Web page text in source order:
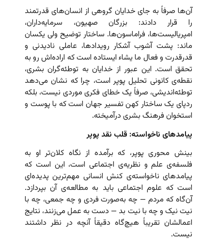
آن‌ها صرفاً به جای خدایان گروهی از انسان‌های قدرتمند
را قرار دادند: بزرگان صهیون، سرمایه‌داران،
امپریالیست‌ها، فراماسون‌ها. ساختار توضیح ولی یکسان
ماند: پشت آشوب آشکار رویدادها، عاملی نادیدنی و
قدرقدرت و فعال ما یشاء ایستاده است که اراده‌اش رو به
تحقق است. این عبور از خدایان به توطئه‌گران بشری،
نقطه‌ی کانونی تحلیل پوپر است، چرا که نشان می‌دهد
توطئه‌اندیشی، صرفاً یک خطای فکری موردی نیست، بلکه
ردپای یک ساختار کهن تفسیر جهان است که با پوست و
استخوان فرهنگ بشری درآمیخته.
پیامدهای ناخواسته: قلب نقد پوپر
بینش محوری پوپر، که برآمده از نگاه کلان‌تر او به
فلسفه‌ی علم و نظریه‌ی اجتماعی است، این است که
پیامدهای ناخواسته‌ی کنش انسانی مهم‌ترین پدیده‌ای
است که علوم اجتماعی باید به مطالعه‌ی آن بپردازد.
آن‌گاه که مردم — چه به‌صورت فردی و چه جمعی، چه با
نیت نیک و چه با نیت بد — دست به عمل می‌زنند، نتایج
اعمالشان تقریباً هیچ‌گاه دقیقاً آنچه در نظر داشتند
نیست.